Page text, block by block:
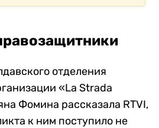
отделения
«La Strada
Фомина рассказала RTVI,
к ним поступило не